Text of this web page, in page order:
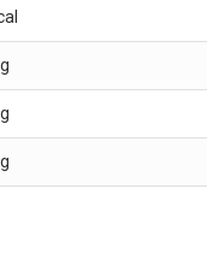
g
g
g